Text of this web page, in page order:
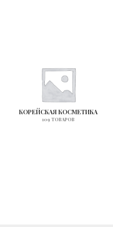
КОРЕЙСКАЯ КОСМЕТИКА
109 ТОВАРОВ